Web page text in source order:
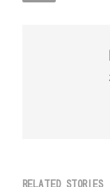
RELATED STORIES